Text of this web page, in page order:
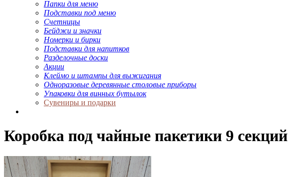
Папки для меню
Подставки под меню
Счетницы
Бейджи и значки
Номерки и бирки
Подставки для напитков
Разделочные доски
Акции
Клеймо и штампы для выжигания
Одноразовые деревянные столовые приборы
Упаковки для винных бутылок
Сувениры и подарки
Коробка под чайные пакетики 9 секций